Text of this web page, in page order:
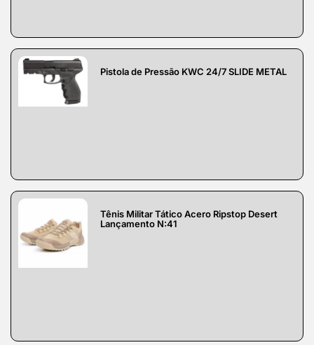
Pistola de Pressão KWC 24/7 SLIDE METAL
Tênis Militar Tático Acero Ripstop Desert
Lançamento N:41